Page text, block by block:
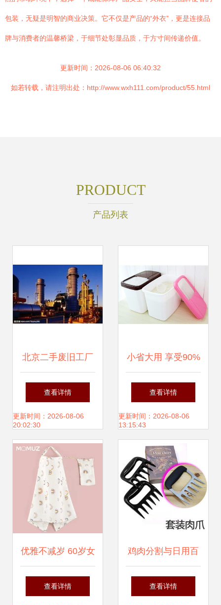
包装，无疑是明智的商业决策。它不仅是产品的“外衣”，更是连接品
牌与消费者的温馨桥梁，于细节处彰显品质，于方寸间传递价值。
更新时间：2026-08-06 06:40:32
如若转载，请注明出处：http://www.wxh111.com/product/55.html
PRODUCT
产品列表
北京二手废旧工厂
生产线流水线设备
拆除回收公司 日用
百货的绿色转型与
市场机遇
查看详情
更新时间：2026-08-06
20:02:30
小省大用 享受90%
学生党都在模仿的
特价家居生活方
式！
查看详情
更新时间：2026-08-06
13:15:43
优雅不减岁 60岁女
性日用品搭配与贴
查看详情
鸡肉分割与日用百
货 生计与生活的交
查看详情